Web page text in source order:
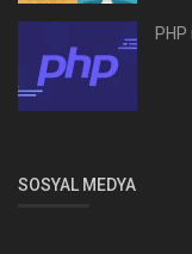
SOSYAL MEDYA